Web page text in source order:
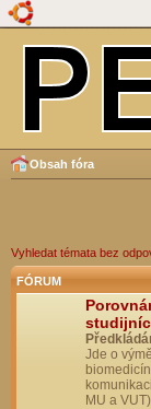
Obsah fóra
Vyhledat témata bez
FÓRUM
Jde o
MU a VUT).